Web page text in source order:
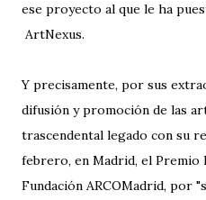
ese proyecto al que le ha
ArtNexus.
Y precisamente, por sus
difusión y promoción de las
trascendental legado con su
febrero, en Madrid, el Premio
Fundación ARCOMadrid, por